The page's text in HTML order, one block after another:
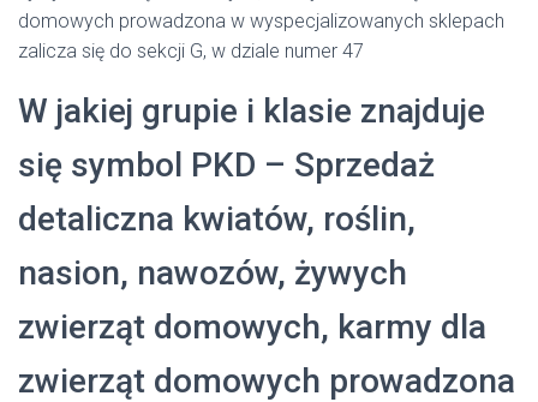
domowych prowadzona w wyspecjalizowanych sklepach
zalicza się do sekcji G, w dziale numer 47
W jakiej grupie i klasie znajduje
się symbol PKD – Sprzedaż
detaliczna kwiatów, roślin,
nasion, nawozów, żywych
zwierząt domowych, karmy dla
zwierząt domowych prowadzona